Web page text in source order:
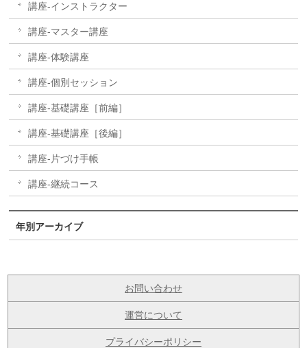
講座-インストラクター
講座-マスター講座
講座-体験講座
講座-個別セッション
講座-基礎講座［前編］
講座-基礎講座［後編］
講座-片づけ手帳
講座-継続コース
年別アーカイブ
お問い合わせ
運営について
プライバシーポリシー